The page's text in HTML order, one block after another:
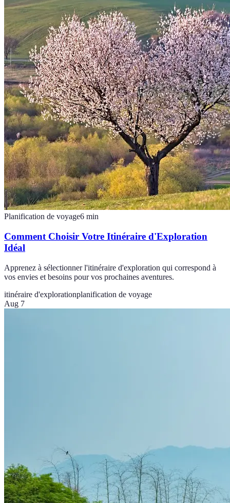
Planification de voyage6 min
Comment Choisir Votre Itinéraire d'Exploration
Idéal
Apprenez à sélectionner l'itinéraire d'exploration qui correspond à
vos envies et besoins pour vos prochaines aventures.
itinéraire d'explorationplanification de voyage
Aug 7